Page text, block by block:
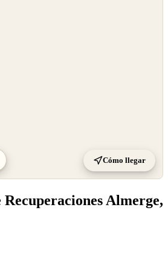
Cómo llegar
Recuperaciones Almerge,